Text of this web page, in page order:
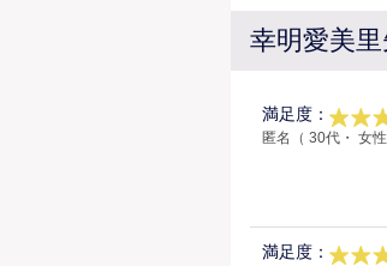
幸明愛美
満足度：
匿名（ 30代・ 女性
満足度：